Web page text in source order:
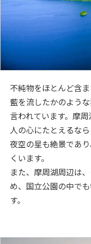
不純物をほとんど含
藍を流したかのよう
言われています。摩
人の心にたとえるな
夜空の星も絶景であ
くいます。
また、摩周湖周辺は
め、国立公園の中で
す。